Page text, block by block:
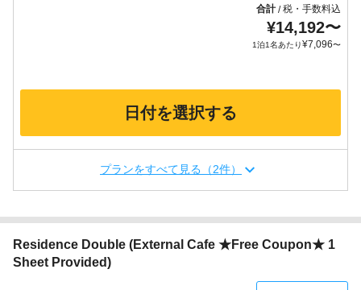
合計/税・手数料込
¥14,192〜
1泊1名あたり¥7,096〜
日付を選択する
プランをすべて見る（2件）
Residence Double (External Cafe ★Free Coupon★ 1
Sheet Provided)